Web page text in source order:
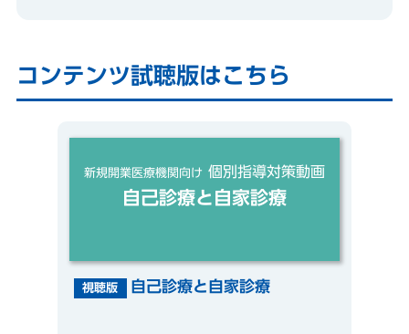
コンテンツ試聴版はこちら
新規開業医療機関向け 個別指導対策動画
自己診療と自家診療
視聴版 自己診療と自家診療